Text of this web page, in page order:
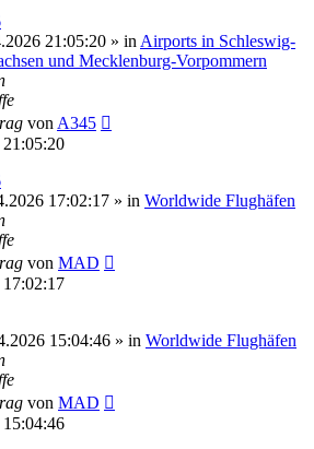
21:05:20 » in Airports in Schleswig-
und Mecklenburg-Vorpommern
von A345
17:02:17 » in Worldwide Flughäfen
von MAD
15:04:46 » in Worldwide Flughäfen
von MAD